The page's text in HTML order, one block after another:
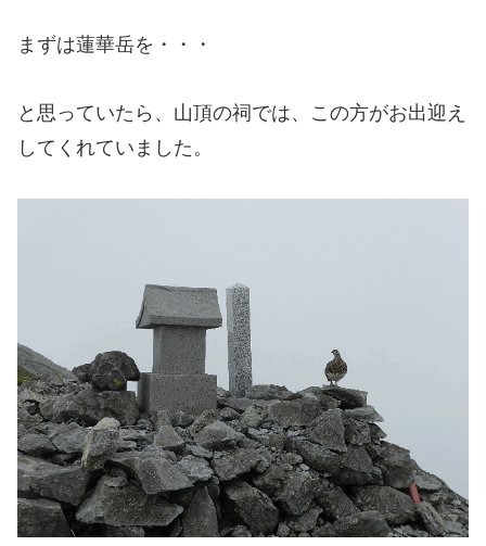
まずは蓮華岳を・・・
と思っていたら、山頂の祠では、この方がお出迎え
してくれていました。